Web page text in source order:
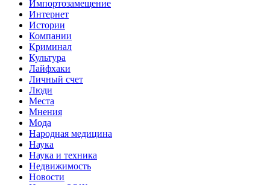
Импортозамещение
Интернет
Истории
Компании
Криминал
Культура
Лайфхаки
Личный счет
Люди
Места
Мнения
Мода
Народная медицина
Наука
Наука и техника
Недвижимость
Новости